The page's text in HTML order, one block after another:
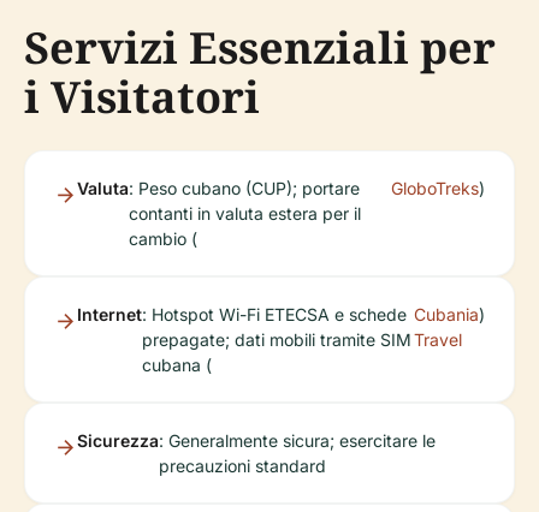
Servizi Essenziali per
i Visitatori
Valuta: Peso cubano (CUP); portare
contanti in valuta estera per il
cambio (
GloboTreks)
Internet: Hotspot Wi-Fi ETECSA e schede
prepagate; dati mobili tramite SIM
cubana (
Cubania
Travel
)
Sicurezza: Generalmente sicura; esercitare le
precauzioni standard